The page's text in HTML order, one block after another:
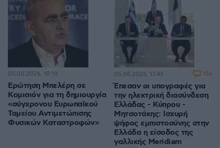
Ερώτηση Μπελέρη σε
Κομισιόν για τη δημιουργία
«σύγχρονου Ευρωπαϊκού
Ταμείου Αντιμετώπισης
Φυσικών Καταστροφών»
05.08.2026, 18:19
Έπεσαν οι υπογραφές για
την ηλεκτρική διασύνδεση
Ελλάδας - Κύπρου -
Μητσοτάκης: Ισχυρή
ψήφος εμπιστοσύνης στην
Ελλάδα η είσοδος της
γαλλικής Meridiam
05.08.2026, 17:45 156